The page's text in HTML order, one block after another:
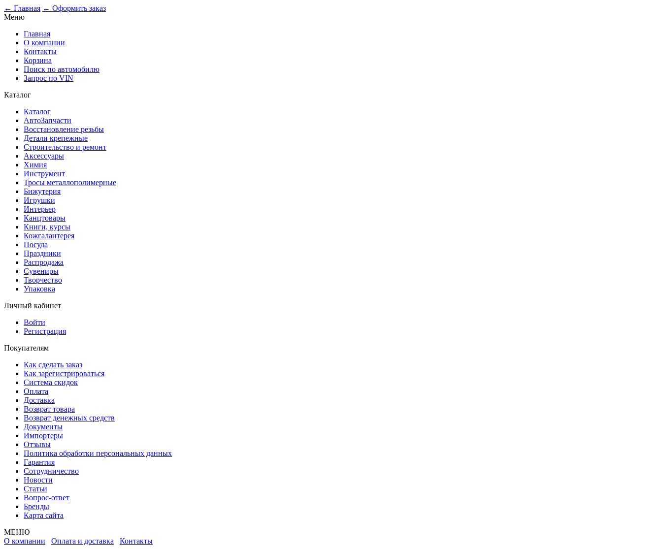
← Главная ← Оформить заказ
Меню
Главная
О компании
Контакты
Корзина
Поиск по автомобилю
Запрос по VIN
Каталог
Каталог
АвтоЗапчасти
Восстановление резьбы
Детали крепежные
Строительство и ремонт
Аксессуары
Химия
Инструмент
Тросы металлополимерные
Бижутерия
Игрушки
Интерьер
Канцтовары
Книги, курсы
Кожгалантерея
Посуда
Праздники
Распродажа
Сувениры
Творчество
Упаковка
Личный кабинет
Войти
Регистрация
Покупателям
Как сделать заказ
Как зарегистрироваться
Система скидок
Оплата
Доставка
Возврат товара
Возврат денежных средств
Документы
Импортеры
Отзывы
Политика обработки персональных данных
Гарантия
Сотрудничество
Новости
Статьи
Вопрос-ответ
Бренды
Карта сайта
МЕНЮ
О компании Оплата и доставка Контакты